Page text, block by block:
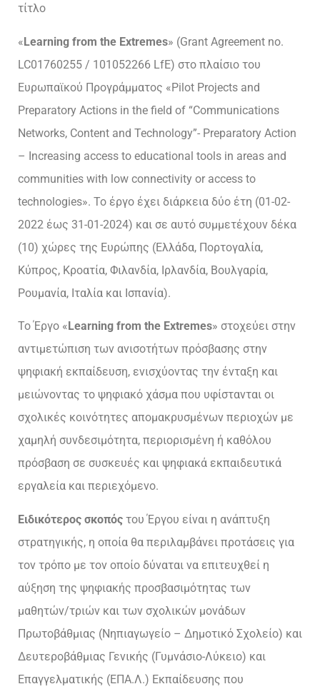
τίτλο
«Learning from the Extremes» (Grant Agreement no.
LC01760255 / 101052266 LfE) στο πλαίσιο του
Ευρωπαϊκού Προγράμματος «Pilot Projects and
Preparatory Actions in the field of “Communications
Networks, Content and Technology”- Preparatory Action
– Increasing access to educational tools in areas and
communities with low connectivity or access to
technologies». Το έργο έχει διάρκεια δύο έτη (01-02-
2022 έως 31-01-2024) και σε αυτό συμμετέχουν δέκα
(10) χώρες της Ευρώπης (Ελλάδα, Πορτογαλία,
Κύπρος, Κροατία, Φιλανδία, Ιρλανδία, Βουλγαρία,
Ρουμανία, Ιταλία και Ισπανία).
Το Έργο « Learning from the Extremes» στοχεύει στην
αντιμετώπιση των ανισοτήτων πρόσβασης στην
ψηφιακή εκπαίδευση, ενισχύοντας την ένταξη και
μειώνοντας το ψηφιακό χάσμα που υφίστανται οι
σχολικές κοινότητες απομακρυσμένων περιοχών με
χαμηλή συνδεσιμότητα, περιορισμένη ή καθόλου
πρόσβαση σε συσκευές και ψηφιακά εκπαιδευτικά
εργαλεία και περιεχόμενο.
Ειδικότερος σκοπός του Έργου είναι η ανάπτυξη
στρατηγικής, η οποία θα περιλαμβάνει προτάσεις για
τον τρόπο με τον οποίο δύναται να επιτευχθεί η
αύξηση της ψηφιακής προσβασιμότητας των
μαθητών/τριών και των σχολικών μονάδων
Πρωτοβάθμιας (Νηπιαγωγείο – Δημοτικό Σχολείο) και
Δευτεροβάθμιας Γενικής (Γυμνάσιο-Λύκειο) και
Επαγγελματικής (ΕΠΑ.Λ.) Εκπαίδευσης που